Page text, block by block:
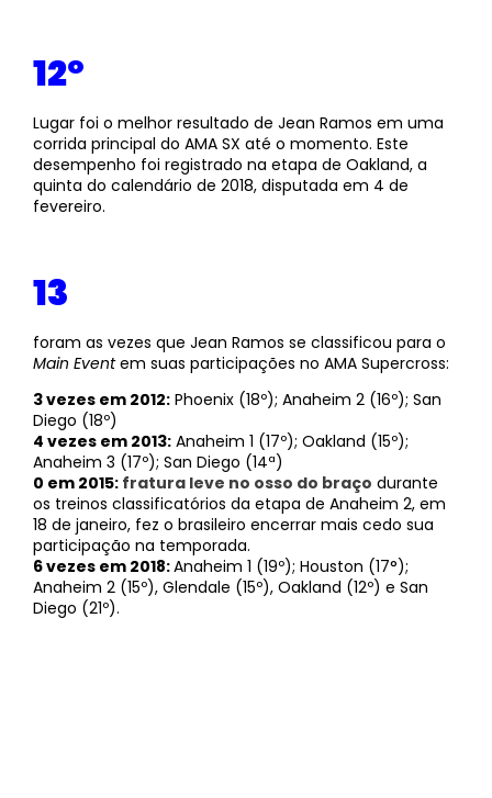
12º
Lugar foi o melhor resultado de Jean Ramos em uma
corrida principal do AMA SX até o momento. Este
desempenho foi registrado na etapa de Oakland, a
quinta do calendário de 2018, disputada em 4 de
fevereiro.
13
foram as vezes que Jean Ramos se classificou para o
Main Eventem suas participações no AMA Supercross:
3 vezes em 2012: Phoenix (18º); Anaheim 2 (16º); San
Diego (18º)
4 vezes em 2013: Anaheim 1 (17º); Oakland (15º);
Anaheim 3 (17º); San Diego (14ª)
0 em 2015: fratura leve no osso do braço durante
os treinos classificatórios da etapa de Anaheim 2, em
18 de janeiro, fez o brasileiro encerrar mais cedo sua
participação na temporada.
6 vezes em 2018:Anaheim 1 (19º); Houston (17°);
Anaheim 2 (15º), Glendale (15º), Oakland (12º) e San
Diego (21º).